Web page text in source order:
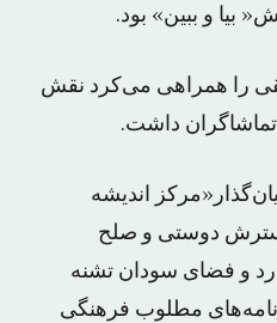
بیا و ببین» بود.
را همراهی می‌کرد نقش
تماشاگران داشت.
اندیشه
دوستی و صلح
و فضای سودان تشنه
مطلوب فرهنگی